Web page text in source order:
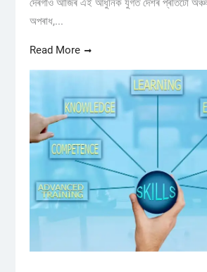
দেৰগাঁও আজিৰ এই আধুনিক যুগত দেশৰ প্ৰতিটো
অপৰাধ,...
Read More